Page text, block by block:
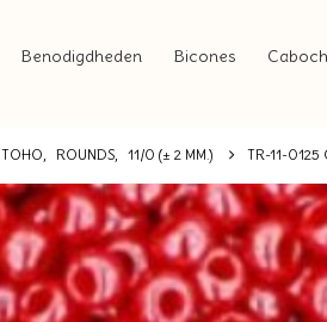
Benodigdheden Bicones
TOHO, ROUNDS, 11/0 (± 2 MM.) TR-11-0125